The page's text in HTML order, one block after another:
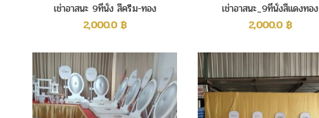
เช่าอาสนะ 9ที่นั่ง สีครีม-ทอง
2,000.0 ฿
เช่าอาสนะ_9ที่นั่งสีแดงทอง
2,000.0 ฿